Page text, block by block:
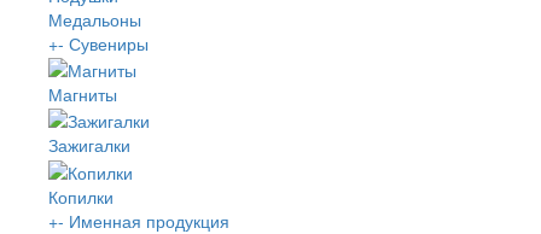
Медальоны
+- Сувениры
Магниты
Зажигалки
Копилки
+- Именная продукция